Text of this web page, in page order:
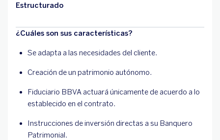
Estructurado
¿Cuáles son sus características?
Se adapta a las necesidades del cliente.
Creación de un patrimonio autónomo.
Fiduciario BBVA actuará únicamente de acuerdo a lo
establecido en el contrato.
Instrucciones de inversión directas a su Banquero
Patrimonial.